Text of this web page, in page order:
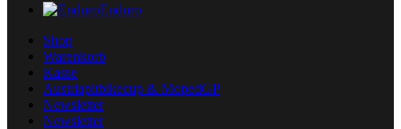
Enduro
Shop
Warenkorb
Kasse
Austriapitbikecup & MopedGP
Newsletter
Newsletter